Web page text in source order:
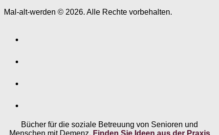
Mal-alt-werden © 2026. Alle Rechte vorbehalten.
Bücher für die soziale Betreuung von Senioren und
Menschen mit Demenz. Finden Sie Ideen aus der Praxis